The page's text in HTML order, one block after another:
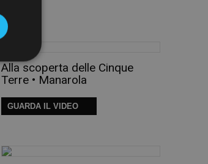
Alla scoperta delle Cinque
Terre • Manarola
GUARDA IL VIDEO